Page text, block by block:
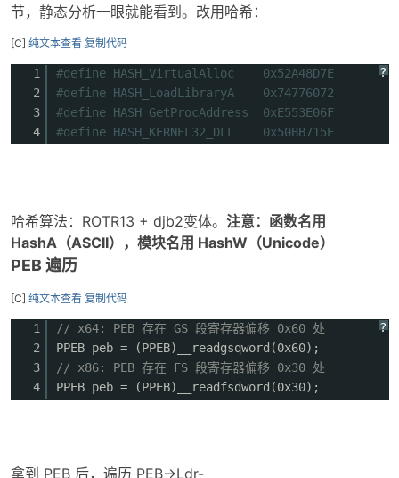
284
286
287
288
289
290
291
295
296
297
299
300
301
302
303
304
{
WORD
offset = entry & 0xFFF;
if
(type == RELOC_TYPE)
{
ULONG_PTR* patchAddr =
}
reloc =
}
//5.修复导入表
IMAGE_DATA_DIRECTORY importDir =
ntHeaders-
if (importDir.Size > 0)
节，静态分析一眼就能看到。改用哈希：
[C] 纯文本查看 复制代码
?
1
2
3
4
#define HASH_VirtualAlloc 0x52A48D7E
#define HASH_LoadLibraryA 0x74776072
#define HASH_GetProcAddress 0xE553E06F
#define HASH_KERNEL32_DLL 0x50BB715E
哈希算法：ROTR13 + djb2变体。 注意：函数名用
HashA（ASCII），模块名用 HashW（Unicode）
PEB 遍历
[C] 纯文本查看 复制代码
?
1
2
3
4
// x64: PEB 存在 GS 段寄存器偏移 0x60 处
PPEB peb = (PPEB)__readgsqword(0x60);
// x86: PEB 存在 FS 段寄存器偏移 0x30 处
PPEB peb = (PPEB)__readfsdword(0x30);
拿到 PEB 后，遍历 PEB->Ldr-